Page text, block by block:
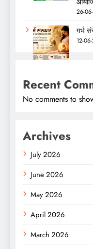
26-
गर्भ
12-
Recent
No comments to
Archives
July 2026
June 2026
May 2026
April 2026
March 2026